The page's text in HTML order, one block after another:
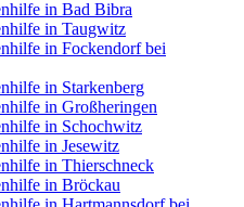
in Bad Bibra
in Taugwitz
in Fockendorf bei
in Starkenberg
in Großheringen
in Schochwitz
in Jesewitz
in Thierschneck
in Bröckau